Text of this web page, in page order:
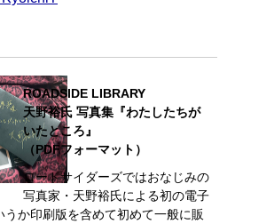
ROADSIDE LIBRARY
天野裕氏 写真集『わたしたちが
いたところ』
（PDFフォーマット）
ロードサイダーズではおなじみの
写真家・天野裕氏による初の電子
うか印刷版を含めて初めて一般に販